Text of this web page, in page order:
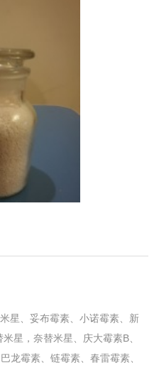
星、妥布霉素、小诺霉素、新
星，奈替米星、庆大霉素B、
龙霉素、链霉素、春雷霉素、